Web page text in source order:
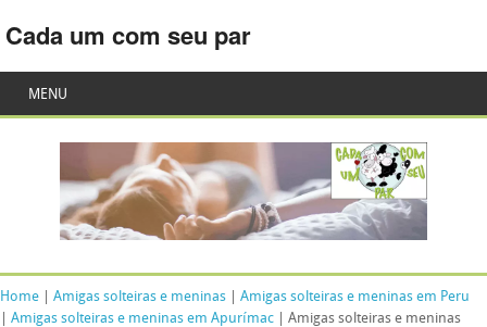
Cada um com seu par
MENU
Home Amigas solteiras e meninas
Amigas solteiras e meninas em Peru
Amigas solteiras e meninas em Apurímac | Amigas solteiras e meninas